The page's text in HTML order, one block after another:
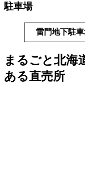
駐車場
雷門地下駐
まるごと北海
ある直売所